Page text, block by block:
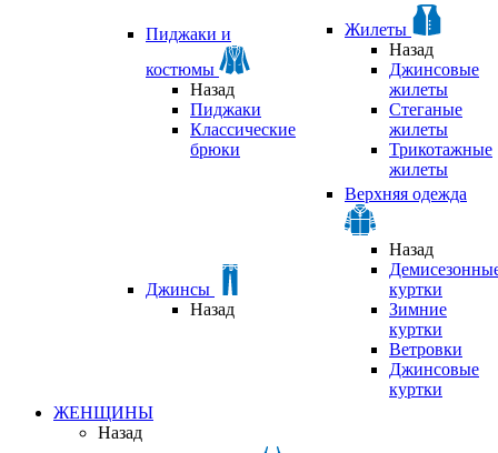
Пиджаки и
костюмы
Назад
Пиджаки
Классические
брюки
Жилеты
Назад
Джинсовые
жилеты
Стеганые
жилеты
Трикотажные
жилеты
Джинсы
Назад
Верхняя одежда
Назад
куртки
Зимние
куртки
Ветровки
Джинсовые
куртки
ЖЕНЩИНЫ
Назад